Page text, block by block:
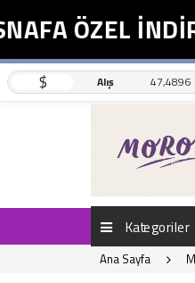
ÖZEL İNDİRİM
$ Alış 47,4896
Kategoriler
Ana Sayfa